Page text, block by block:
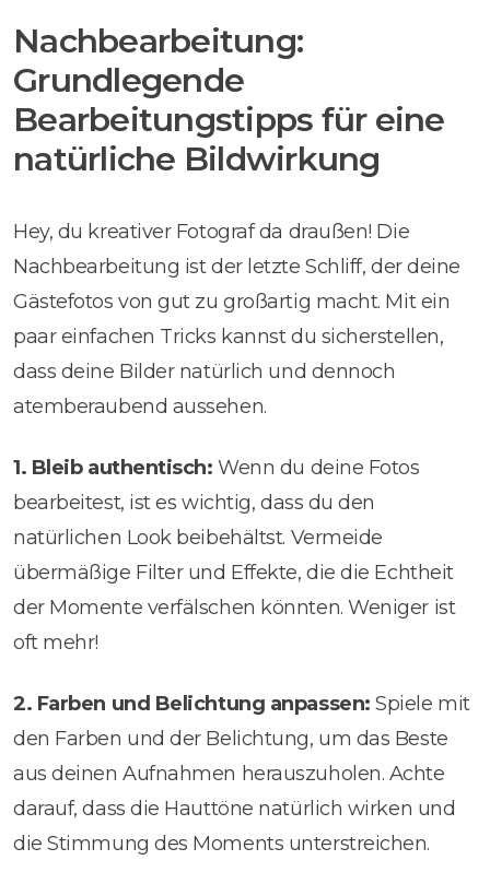
Nachbearbeitung:
Grundlegende
Bearbeitungstipps für eine
natürliche Bildwirkung
Hey, du kreativer Fotograf da draußen! Die
Nachbearbeitung ist der letzte Schliff, der deine
Gästefotos von gut zu großartig macht. Mit ein
paar einfachen Tricks kannst du sicherstellen,
dass deine Bilder natürlich und dennoch
atemberaubend aussehen.
1. Bleib authentisch: Wenn du deine Fotos
bearbeitest, ist es wichtig, dass du den
natürlichen Look beibehältst. Vermeide
übermäßige Filter und Effekte, die die Echtheit
der Momente verfälschen könnten. Weniger ist
oft mehr!
2. Farben und Belichtung anpassen: Spiele mit
den Farben und der Belichtung, um das Beste
aus deinen Aufnahmen herauszuholen. Achte
darauf, dass die Hauttöne natürlich wirken und
die Stimmung des Moments unterstreichen.